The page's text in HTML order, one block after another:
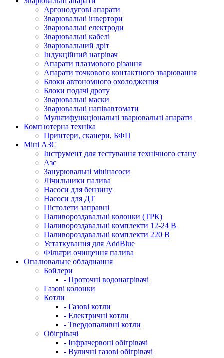
Аргонодугові апарати
Зварювальні інвертори
Зварювальні електроди
Зварювальні кабелі
Зварювальний дріт
Індукційний нагрівач
Апарати плазмового різання
Апарати точкового контактного зварювання
Блоки автономного охолодження
Блоки подачі дроту
Зварювальні маски
Зварювальні напівавтомати
Мультифункціональні зварювальні апарати
Комп'ютерна техніка
Принтери, сканери, БФП
Міні АЗС
Інструмент для тестування технічного стану
Азс
Занурювальні мінінасоси
Лічильники палива
Насоси для бензину
Насоси для ДТ
Пістолети заправні
Паливороздавальні колонки (ТРК)
Паливороздавальні комплекти 12-24 В
Паливороздавальні комплекти 220 В
Устаткування для AddBlue
Фільтри очищення палива
Опалювальне обладнання
Бойлери
- Проточні водонагрівачі
Газові колонки
Котли
- Газові котли
- Електричні котли
- Твердопаливні котли
Обігрівачі
- Інфрачервоні обігрівачі
- Вуличні газові обігрівачі